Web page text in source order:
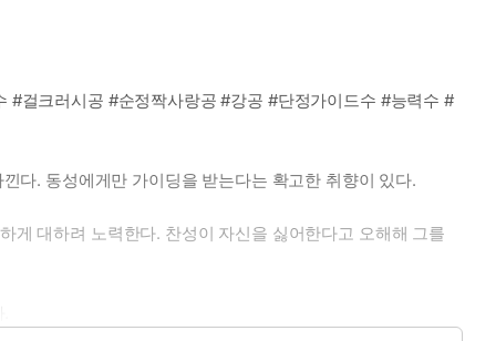
걸크러시공 #순정짝사랑공 #강공 #단정가이드수 #능력수 #
다. 동성에게만 가이딩을 받는다는 확고한 취향이 있다.
대하려 노력한다. 찬성이 자신을 싫어한다고 오해해 그를